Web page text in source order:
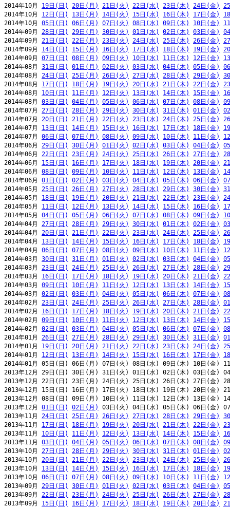
2014年10月 19日(日) 20日(月) 21日(火) 22日(水) 23日(木) 24日(金)
2014年10月 12日(日) 13日(月) 14日(火) 15日(水) 16日(木) 17日(金)
2014年10月 05日(日) 06日(月) 07日(火) 08日(水) 09日(木) 10日(金)
2014年09月 28日(日) 29日(月) 30日(火) 01日(水) 02日(木) 03日(金)
2014年09月 21日(日) 22日(月) 23日(火) 24日(水) 25日(木) 26日(金)
2014年09月 14日(日) 15日(月) 16日(火) 17日(水) 18日(木) 19日(金)
2014年09月 07日(日) 08日(月) 09日(火) 10日(水) 11日(木) 12日(金)
2014年08月 31日(日) 01日(月) 02日(火) 03日(水) 04日(木) 05日(金)
2014年08月 24日(日) 25日(月) 26日(火) 27日(水) 28日(木) 29日(金)
2014年08月 17日(日) 18日(月) 19日(火) 20日(水) 21日(木) 22日(金)
2014年08月 10日(日) 11日(月) 12日(火) 13日(水) 14日(木) 15日(金)
2014年08月 03日(日) 04日(月) 05日(火) 06日(水) 07日(木) 08日(金)
2014年07月 27日(日) 28日(月) 29日(火) 30日(水) 31日(木) 01日(金)
2014年07月 20日(日) 21日(月) 22日(火) 23日(水) 24日(木) 25日(金)
2014年07月 13日(日) 14日(月) 15日(火) 16日(水) 17日(木) 18日(金)
2014年07月 06日(日) 07日(月) 08日(火) 09日(水) 10日(木) 11日(金)
2014年06月 29日(日) 30日(月) 01日(火) 02日(水) 03日(木) 04日(金)
2014年06月 22日(日) 23日(月) 24日(火) 25日(水) 26日(木) 27日(金)
2014年06月 15日(日) 16日(月) 17日(火) 18日(水) 19日(木) 20日(金)
2014年06月 08日(日) 09日(月) 10日(火) 11日(水) 12日(木) 13日(金)
2014年06月 01日(日) 02日(月) 03日(火) 04日(水) 05日(木) 06日(金)
2014年05月 25日(日) 26日(月) 27日(火) 28日(水) 29日(木) 30日(金)
2014年05月 18日(日) 19日(月) 20日(火) 21日(水) 22日(木) 23日(金)
2014年05月 11日(日) 12日(月) 13日(火) 14日(水) 15日(木) 16日(金)
2014年05月 04日(日) 05日(月) 06日(火) 07日(水) 08日(木) 09日(金)
2014年04月 27日(日) 28日(月) 29日(火) 30日(水) 01日(木) 02日(金)
2014年04月 20日(日) 21日(月) 22日(火) 23日(水) 24日(木) 25日(金)
2014年04月 13日(日) 14日(月) 15日(火) 16日(水) 17日(木) 18日(金)
2014年04月 06日(日) 07日(月) 08日(火) 09日(水) 10日(木) 11日(金)
2014年03月 30日(日) 31日(月) 01日(火) 02日(水) 03日(木) 04日(金)
2014年03月 23日(日) 24日(月) 25日(火) 26日(水) 27日(木) 28日(金)
2014年03月 16日(日) 17日(月) 18日(火) 19日(水) 20日(木) 21日(金)
2014年03月 09日(日) 10日(月) 11日(火) 12日(水) 13日(木) 14日(金)
2014年03月 02日(日) 03日(月) 04日(火) 05日(水) 06日(木) 07日(金)
2014年02月 23日(日) 24日(月) 25日(火) 26日(水) 27日(木) 28日(金)
2014年02月 16日(日) 17日(月) 18日(火) 19日(水) 20日(木) 21日(金)
2014年02月 09日(日) 10日(月) 11日(火) 12日(水) 13日(木) 14日(金)
2014年02月 02日(日) 03日(月) 04日(火) 05日(水) 06日(木) 07日(金)
2014年01月 26日(日) 27日(月) 28日(火) 29日(水) 30日(木) 31日(金)
2014年01月 19日(日) 20日(月) 21日(火) 22日(水) 23日(木) 24日(金)
2014年01月 12日(日) 13日(月) 14日(火) 15日(水) 16日(木) 17日(金)
2014年01月 05日(日) 06日(月) 07日(火) 08日(水) 09日(木) 10日(金)
2013年12月 29日(日) 30日(月) 31日(火) 01日(水) 02日(木) 03日(金)
2013年12月 22日(日) 23日(月) 24日(火) 25日(水) 26日(木) 27日(金)
2013年12月 15日(日) 16日(月) 17日(火) 18日(水) 19日(木) 20日(金)
2013年12月 08日(日) 09日(月) 10日(火) 11日(水) 12日(木) 13日(金)
2013年12月 01日(日) 02日(月)
03日(火) 04日(水) 05日(木) 06日(金)
2013年11月 24日(日) 25日(月) 26日(火) 27日(水) 28日(木) 29日(金)
2013年11月 17日(日) 18日(月) 19日(火) 20日(水) 21日(木) 22日(金)
2013年11月 10日(日) 11日(月) 12日(火) 13日(水) 14日(木) 15日(金)
2013年11月 03日(日) 04日(月) 05日(火) 06日(水) 07日(木) 08日(金)
2013年10月 27日(日) 28日(月) 29日(火) 30日(水) 31日(木) 01日(金)
2013年10月 20日(日) 21日(月) 22日(火) 23日(水) 24日(木) 25日(金)
2013年10月 13日(日) 14日(月) 15日(火) 16日(水) 17日(木) 18日(金)
2013年10月 06日(日) 07日(月) 08日(火) 09日(水) 10日(木) 11日(金)
2013年09月 29日(日) 30日(月) 01日(火) 02日(水) 03日(木) 04日(金)
2013年09月 22日(日) 23日(月) 24日(火) 25日(水) 26日(木) 27日(金)
2013年09月 15日(日) 16日(月) 17日(火) 18日(水) 19日(木) 20日(金)